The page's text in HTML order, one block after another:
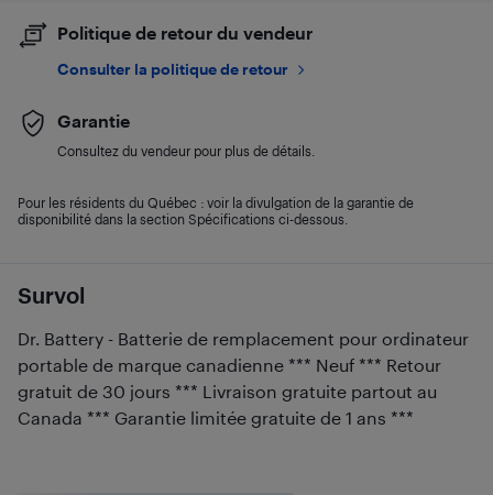
Survol
Dr. Battery - Batterie de remplacement pour ordinateur
portable de marque canadienne *** Neuf *** Retour
gratuit de 30 jours *** Livraison gratuite partout au
Canada *** Garantie limitée gratuite de 1 ans ***
Politique de retour du vendeur
Consulter la politique de retour
Garantie
Consultez du vendeur pour plus de détails.
Pour les résidents du Québec : voir la divulgation de la garantie de
disponibilité dans la section Spécifications ci-dessous.